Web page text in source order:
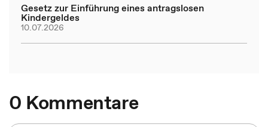
Gesetz zur Einführung eines antragslosen
Kindergeldes
10.07.2026
0 Kommentare